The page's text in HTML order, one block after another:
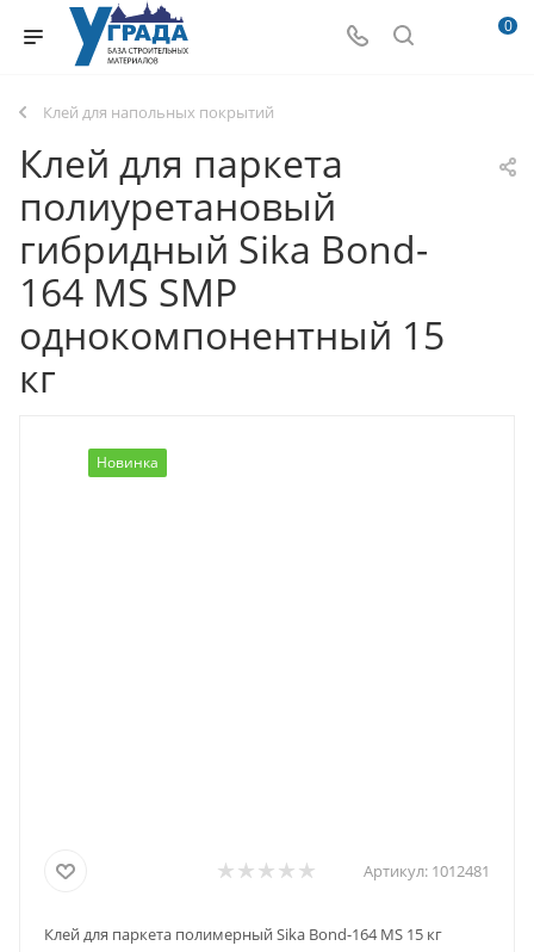
0
Клей для напольных покрытий
Клей для паркета
полиуретановый
гибридный Sika Bond-
164 MS SMP
однокомпонентный 15
кг
Новинка
Артикул: 1012481
Клей для паркета полимерный Sika Bond-164 MS 15 кг